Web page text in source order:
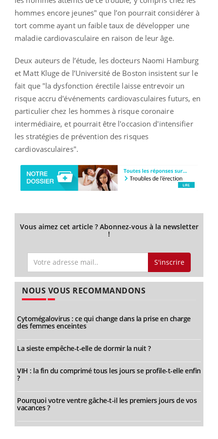
hommes encore jeunes" que l’on pourrait considérer à
tort comme ayant un faible taux de développer une
maladie cardiovasculaire en raison de leur âge.
Deux auteurs de l’étude, les docteurs Naomi Hamburg
et Matt Kluge de l’Université de Boston insistent sur le
fait que "la dysfonction érectile laisse entrevoir un
risque accru d'événements cardiovasculaires futurs, en
particulier chez les hommes à risque coronaire
intermédiaire, et pourrait être l'occasion d'intensifier
les stratégies de prévention des risques
cardiovasculaires".
Vous aimez cet article ? Abonnez-vous à la newsletter
!
S'inscrire
NOUS VOUS RECOMMANDONS
Cytomégalovirus : ce qui change dans la prise en charge
des femmes enceintes
La sieste empêche-t-elle de dormir la nuit ?
VIH : la fin du comprimé tous les jours se profile-t-elle enfin
?
Pourquoi votre ventre gâche-t-il les premiers jours de vos
vacances ?